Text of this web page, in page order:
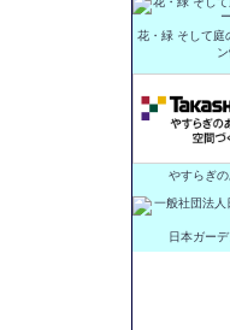
花・緑 そして庭
ン
やすらぎ
日本ガー